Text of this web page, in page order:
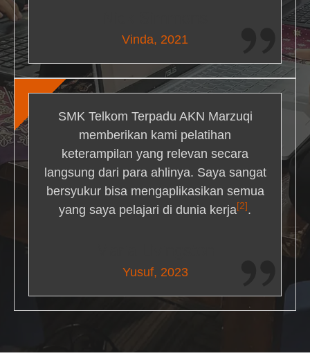
Vinda, 2021
SMK Telkom Terpadu AKN Marzuqi
memberikan kami pelatihan
keterampilan yang relevan secara
langsung dari para ahlinya. Saya sangat
bersyukur bisa mengaplikasikan semua
yang saya pelajari di dunia kerja[2] .
Yusuf, 2023